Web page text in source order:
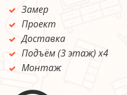
Замер
Проект
Доставка
Подъём (3 этаж) х4
Монтаж